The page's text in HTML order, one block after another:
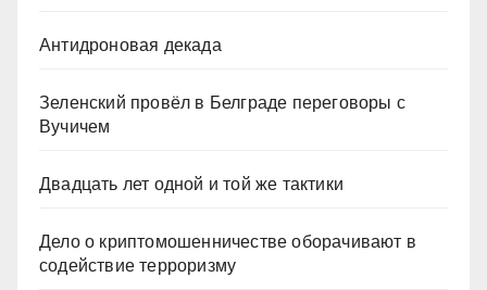
Антидроновая декада
Зеленский провёл в Белграде переговоры с
Вучичем
Двадцать лет одной и той же тактики
Дело о криптомошенничестве оборачивают в
содействие терроризму